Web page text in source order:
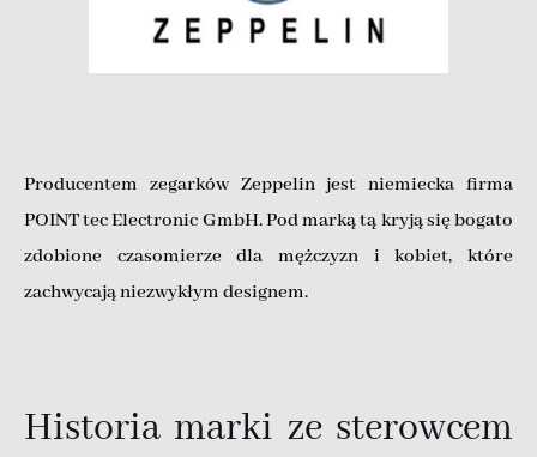
Producentem zegarków Zeppelin jest niemiecka firma
POINT tec Electronic GmbH. Pod marką tą kryją się bogato
zdobione czasomierze dla mężczyzn i kobiet, które
zachwycają niezwykłym designem.
Historia marki ze sterowcem